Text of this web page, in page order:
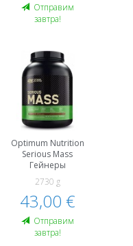
Oтправим
завтра!
Optimum Nutrition
Serious Mass
Гейнеры
2730 g
43,00 €
Oтправим
завтра!